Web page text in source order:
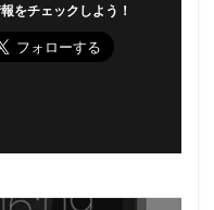
をチェックしよう！